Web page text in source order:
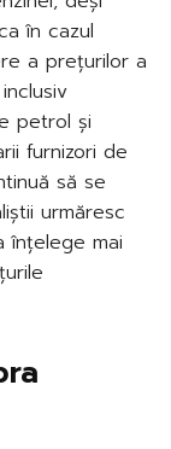
în cazul
a prețurilor a
petrol și
furnizori de
să se
urmăresc
înțelege mai